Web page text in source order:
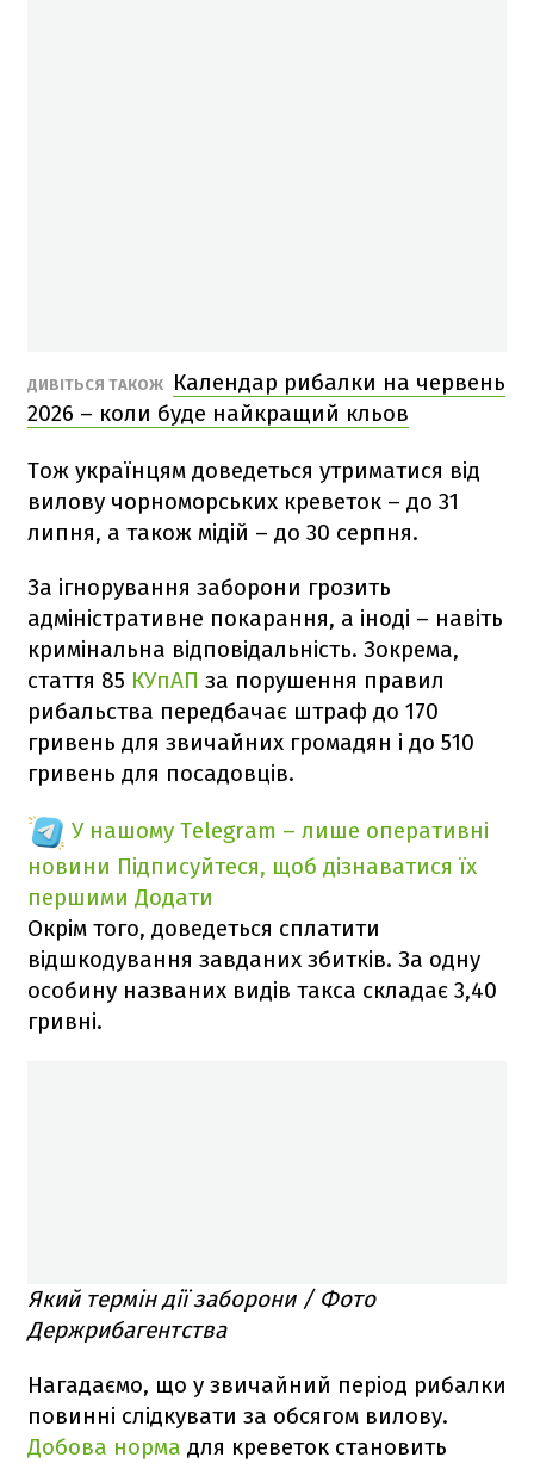
ДИВІТЬСЯ ТАКОЖ
Календар рибалки на червень
2026 – коли буде найкращий кльов
Тож українцям доведеться утриматися від
вилову чорноморських креветок – до 31
липня, а також мідій – до 30 серпня.
За ігнорування заборони грозить
адміністративне покарання, а іноді – навіть
кримінальна відповідальність. Зокрема,
стаття 85 КУпАП за порушення правил
рибальства передбачає штраф до 170
гривень для звичайних громадян і до 510
гривень для посадовців.
У нашому Telegram – лише оперативні
новини Підписуйтеся, щоб дізнаватися їх
першими Додати
Окрім того, доведеться сплатити
відшкодування завданих збитків. За одну
особину названих видів такса складає 3,40
гривні.
Який термін дії заборони / Фото
Держрибагентства
Нагадаємо, що у звичайний період рибалки
повинні слідкувати за обсягом вилову.
Добова норма для креветок становить